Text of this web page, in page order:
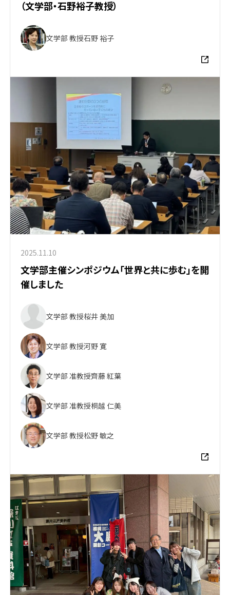
（文学部・石野裕子教授）
文学部 教授石野 裕子
2025.11.10
文学部主催シンポジウム「世界と共に歩む」を開
催しました
文学部 教授桜井 美加
文学部 教授河野 寛
文学部 准教授齊藤 紅葉
文学部 准教授桐越 仁美
文学部 教授松野 敏之